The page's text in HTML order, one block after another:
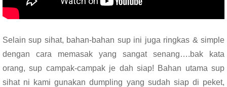
Selain sup sihat, bahan-bahan sup ini juga ringkas & simple
dengan cara memasak yang sangat senang….bak kata
orang, sup campak-campak je dah siap! Bahan utama sup
sihat ni kami gunakan dumpling yang sudah siap di peket,